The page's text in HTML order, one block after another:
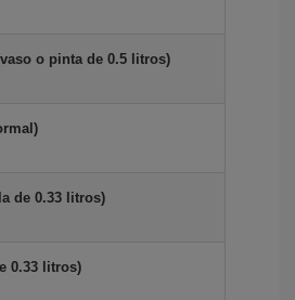
o pinta de 0.5 litros)
de 0.33 litros)
0.33 litros)